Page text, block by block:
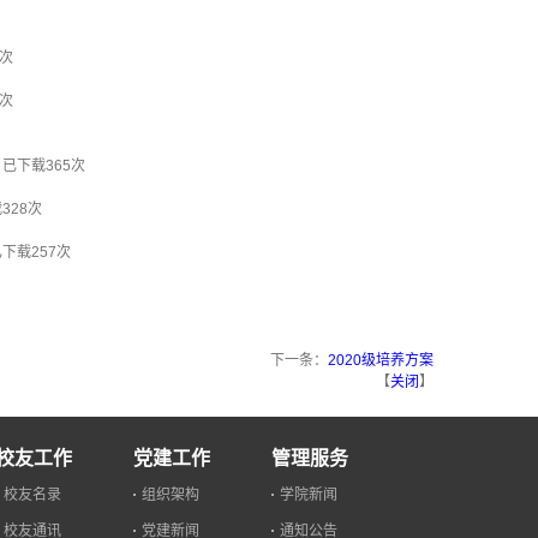
次
次
下载365次
328次
载257次
下一条： 2020级培养方案
【关闭 】
友工作
校友名录
校友通讯
党建工作
组织架构
党建新闻
管理服务
学院新闻
通知公告